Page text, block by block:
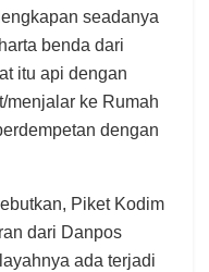
seadanya
benda dari
itu api dengan
menjalar ke Rumah
dengan
Piket Kodim
dari Danpos
ada terjadi